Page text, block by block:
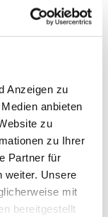
Anzeigen zu
anbieten
zu
zu Ihrer
Partner für
weiter. Unsere
mit
bereitgestellt
e
irrinunciabile,
numerosi clienti
target. Inoltre,
Inoltre, l'anno
per noi, per cui
quest'anno.
anteprima
leader in
delle batterie si
espositori